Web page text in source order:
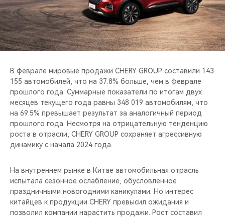
CHERY И СПОРТ
НАШИ МЕРОПРИЯТИЯ
ВИДЕООБЗОРЫ
CHERY ДЛЯ ДЕТЕЙ
В феврале мировые продажи CHERY GROUP составили 143
155 автомобилей, что на 37.8% больше, чем в феврале
прошлого года. Суммарные показатели по итогам двух
месяцев текущего года равны 348 019 автомобилям, что
на 69.5% превышает результат за аналогичный период
прошлого года. Несмотря на отрицательную тенденцию
роста в отрасли, CHERY GROUP сохраняет агрессивную
динамику с начала 2024 года.
На внутреннем рынке в Китае автомобильная отрасль
испытала сезонное ослабление, обусловленное
праздничными новогодними каникулами. Но интерес
китайцев к продукции CHERY превысил ожидания и
позволил компании нарастить продажи. Рост составил